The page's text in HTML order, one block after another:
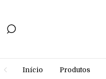
Início Produtos